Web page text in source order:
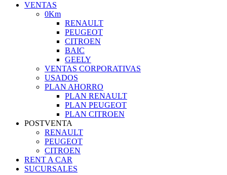
VENTAS
0Km
RENAULT
PEUGEOT
CITROEN
BAIC
GEELY
VENTAS CORPORATIVAS
USADOS
PLAN AHORRO
PLAN RENAULT
PLAN PEUGEOT
PLAN CITROEN
POSTVENTA
RENAULT
PEUGEOT
CITROEN
RENT A CAR
SUCURSALES